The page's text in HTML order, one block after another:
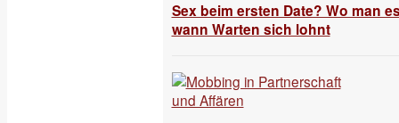
Sex beim ersten Date? Wo man
wann Warten sich lohnt